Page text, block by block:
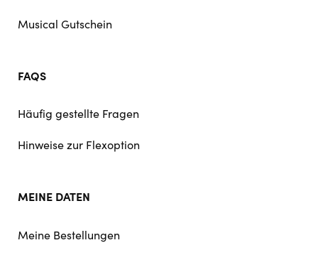
Musical Gutschein
FAQS
Häufig gestellte Fragen
Hinweise zur Flexoption
MEINE DATEN
Meine Bestellungen